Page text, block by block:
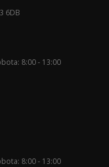
6DB
8:00 - 13:00
8:00 - 13:00